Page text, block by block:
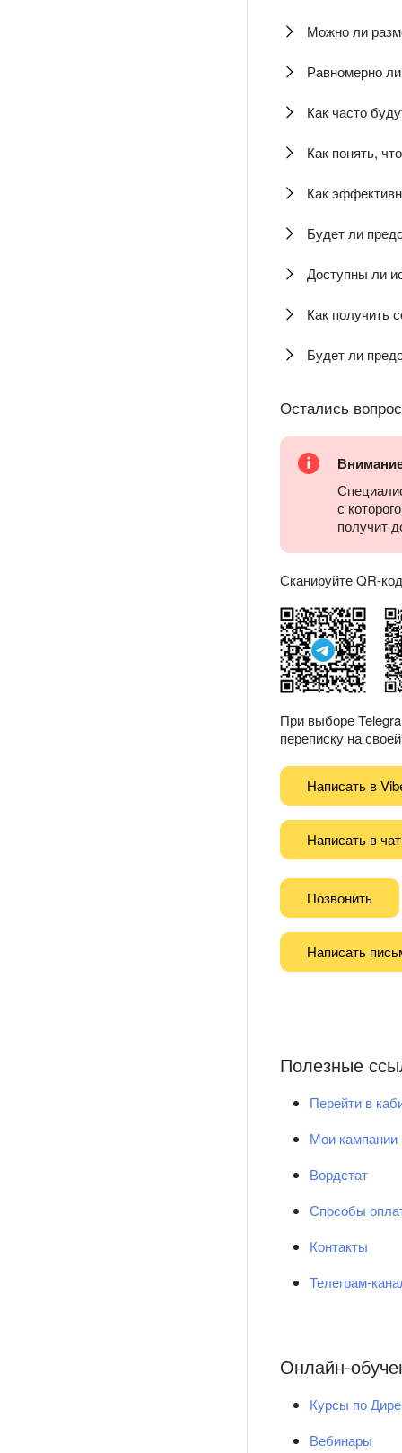
Можно ли
Равномерно
Как часто
Как понять,
Как
Будет ли
Доступны ли
Как получить
Будет ли
Остались
с
получит
Сканируйте QR-
При выборе
переписку на
Написать в
Написать в чат
Позвонить
Написать
Полезные
Перейти в
Мои кампании
Вордстат
Способы
Контакты
Телеграм-
Онлайн-
Курсы по
Вебинары